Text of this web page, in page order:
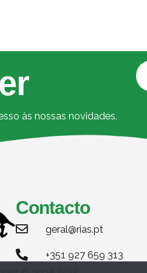
às nossas novidades.
Contacto
geral@rias.pt
+351 927 659 313